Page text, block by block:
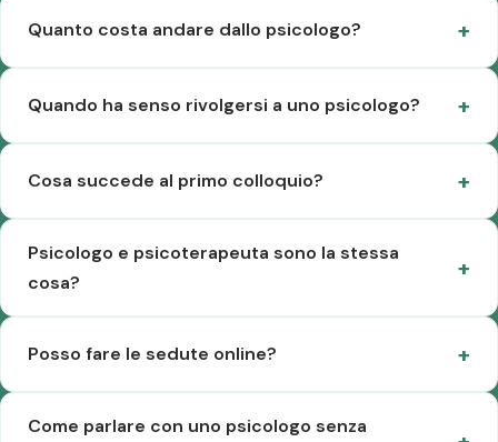
Quanto costa andare dallo psicologo?
Quando ha senso rivolgersi a uno psicologo?
Cosa succede al primo colloquio?
Psicologo e psicoterapeuta sono la stessa
cosa?
Posso fare le sedute online?
Come parlare con uno psicologo senza